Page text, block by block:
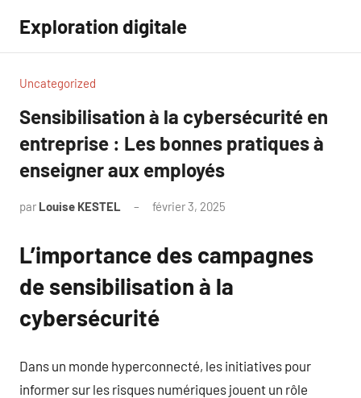
contenu
Exploration digitale
Uncategorized
Sensibilisation à la cybersécurité en
entreprise : Les bonnes pratiques à
enseigner aux employés
par Louise KESTEL février 3, 2025
L’importance des campagnes
de sensibilisation à la
cybersécurité
Dans un monde hyperconnecté, les initiatives pour
informer sur les risques numériques jouent un rôle